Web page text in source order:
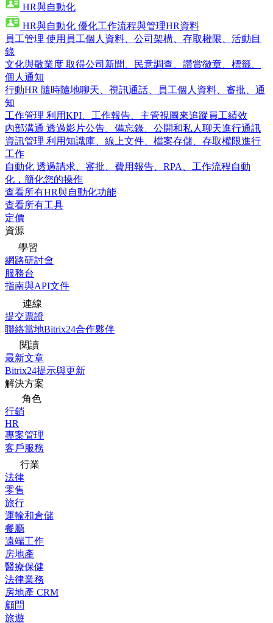
HR與自動化
HR與自動化 優化工作流程與管理HR資料
員工管理 使用員工個人資料、公司架構、存取權限、活動目
錄
文化與敬業度 取得公司新聞、民意調查、讚賞徽章、標籤、
個人通知
行動HR 隨時隨地聊天、視訊通話、員工個人資料、審批、通
知
工作管理 利用KPI、工作報告、主管視圖來追蹤員工績效
內部溝通 透過影片公告、備忘錄、公開和私人聊天進行通訊
資訊管理 利用知識庫、線上文件、檔案存儲、存取權限進行
工作
自動化 透過請求、審批、費用報告、RPA、工作流程自動
化，簡化您的操作
查看所有HR與自動化功能
查看所有工具
定價
資源
學習
網路研討會
服務台
指南與API文件
連線
提交票證
聯絡當地Bitrix24合作夥伴
閱讀
最新文章
Bitrix24提示與更新
解決方案
角色
行銷
HR
專案管理
客戶服務
行業
法律
零售
旅行
運輸和倉儲
餐廳
遠端工作
房地產
醫療保健
法律業務
房地產 CRM
顧問
旅遊